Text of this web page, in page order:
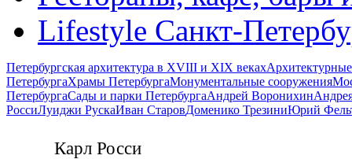
Lifestyle Санкт-
Петербургская архитектура в XVIII и XIX веках
ПетербургаХрамы ПетербургаМонументальные сооружения
ПетербургаСады и парки ПетербургаАндрей Воронихин
РоссиЛуиджи РускаИван СтаровДоменико ТрезиниЮрий
Карл Росси